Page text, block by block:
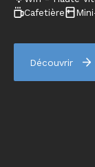
Cafetière
Découvrir